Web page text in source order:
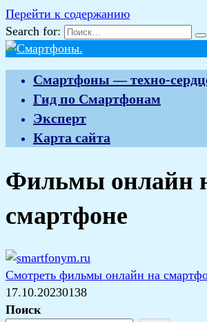
Перейти к содержанию
Search for:
Смартфоны — техно-
Гид по Смартфонам
Эксперт
Карта сайта
Фильмы онлайн
смартфоне
Смотреть фильмы онлайн на
17.10.20230138
Поиск